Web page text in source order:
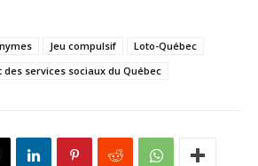
Jeu compulsif
Loto-Québec
services sociaux du Québec